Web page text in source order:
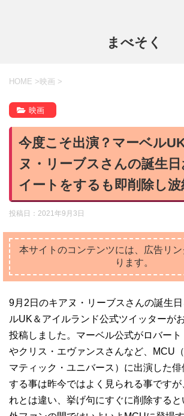
まべそく
HOME > 映画 >
映画
今度こそ出演？マーベル
ヌ・リーブスさんの誕生
イートをするも即削除し
投稿日： 2021年9月3日
本サイトのコンテンツには、広告リ
ります。
9月2日のキアヌ・リーブスさんの誕生
ルUK＆アイルランド公式ツイッターが
投稿しました。マーベル公式がロバート
やクリス・エヴァンスさんなど、MCU
マティック・ユニバース）に出演した
する事は昨今ではよく見られる事です
れとは違い、挙げ句にすぐに削除する